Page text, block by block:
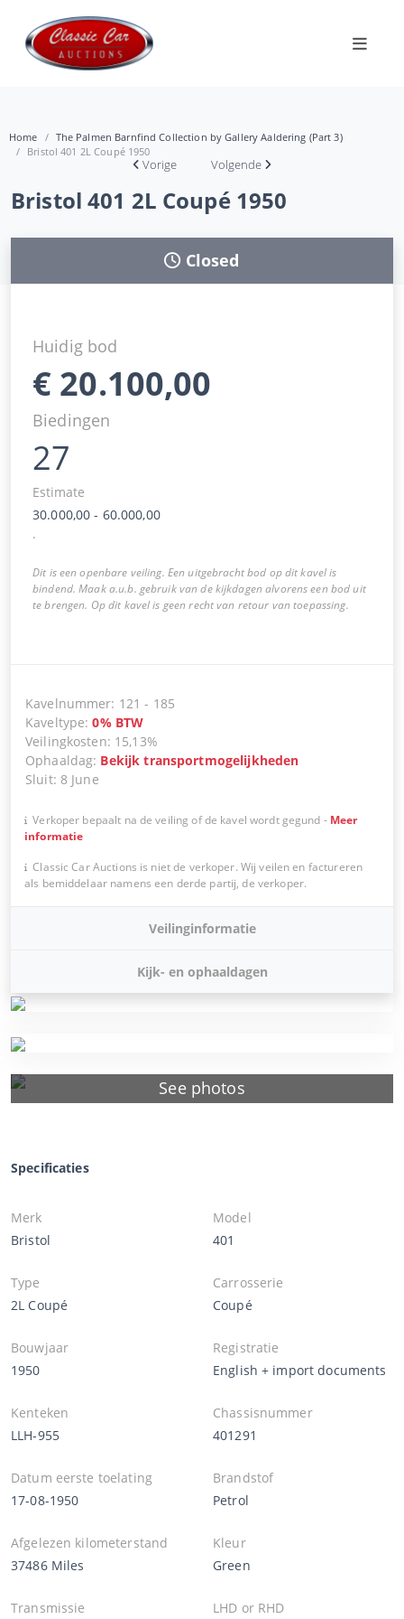
Home
The Palmen Barnfind Collection by Gallery Aaldering (Part 3)
Bristol 401 2L Coupé 1950
Vorige Volgende
Bristol 401 2L Coupé 1950
See photos
Closed
Huidig bod
€ 20.100,00
Biedingen
27
Estimate
30.000,00 - 60.000,00
.
Dit is een openbare veiling. Een uitgebracht bod op dit kavel is
bindend. Maak a.u.b. gebruik van de kijkdagen alvorens een bod uit
te brengen. Op dit kavel is geen recht van retour van toepassing.
Kavelnummer: 121 - 185
Kaveltype:0% BTW
Veilingkosten: 15,13%
Ophaaldag: Bekijk transportmogelijkheden
Sluit: 8 June
Verkoper bepaalt na de veiling of de kavel wordt gegund - Meer
informatie
Classic Car Auctions is niet de verkoper. Wij veilen en factureren
als bemiddelaar namens een derde partij, de verkoper.
Veilinginformatie
Kijk- en ophaaldagen
Specificaties
Merk
Bristol
Model
401
Type
2L Coupé
Carrosserie
Coupé
Bouwjaar
1950
Registratie
English + import documents
Kenteken
LLH-955
Chassisnummer
401291
Datum eerste toelating
17-08-1950
Brandstof
Petrol
Afgelezen kilometerstand
37486 Miles
Kleur
Green
Transmissie LHD or RHD